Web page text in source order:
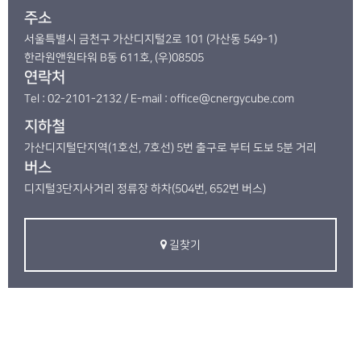
주소
서울특별시 금천구 가산디지털2로 101 (가산동 549-1)
한라원앤원타워 B동 611호, (우)08505
연락처
Tel : 02-2101-2132 / E-mail : office@cnergycube.com
지하철
가산디지털단지역(1호선, 7호선) 5번 출구로 부터 도보 5분 거리
버스
디지털3단지사거리 정류장 하차(504번, 652번 버스)
길찾기